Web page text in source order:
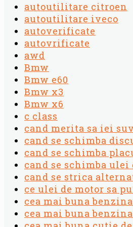
autoutilitare citroen
autoutilitare iveco
autoverificate
autovrificate
awd
Bmw
Bmw e60
Bmw x3
Bmw x6
c class
cand merita sa iei
cand se schimba
cand se schimba
cand se schimba
cand se strica
ce ulei de motor sa
cea mai buna benzina
cea mai buna